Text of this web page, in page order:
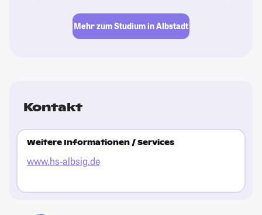
Mehr zum Studium in Albstadt
Kontakt
Weitere Informationen / Services
www.hs-albsig.de